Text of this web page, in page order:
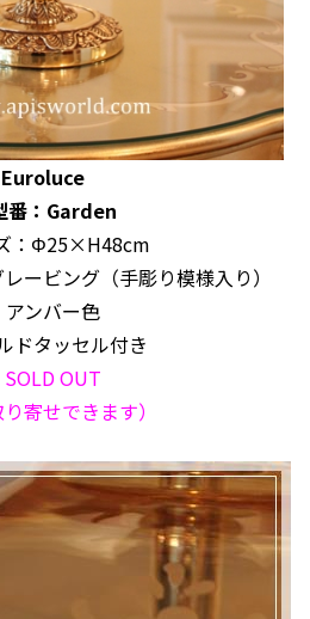
Euroluce
番：Garden
：Φ25×H48cm
ービング（手彫り模様入り）
アンバー色
ドタッセル付き
SOLD OUT
寄せできます）